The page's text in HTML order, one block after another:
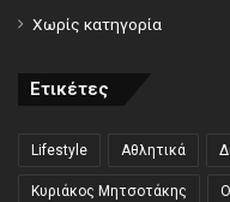
Χωρίς κατηγορία
Ετικέτες
Lifestyle Αθλητικά
Κυριάκος Μητσοτάκης